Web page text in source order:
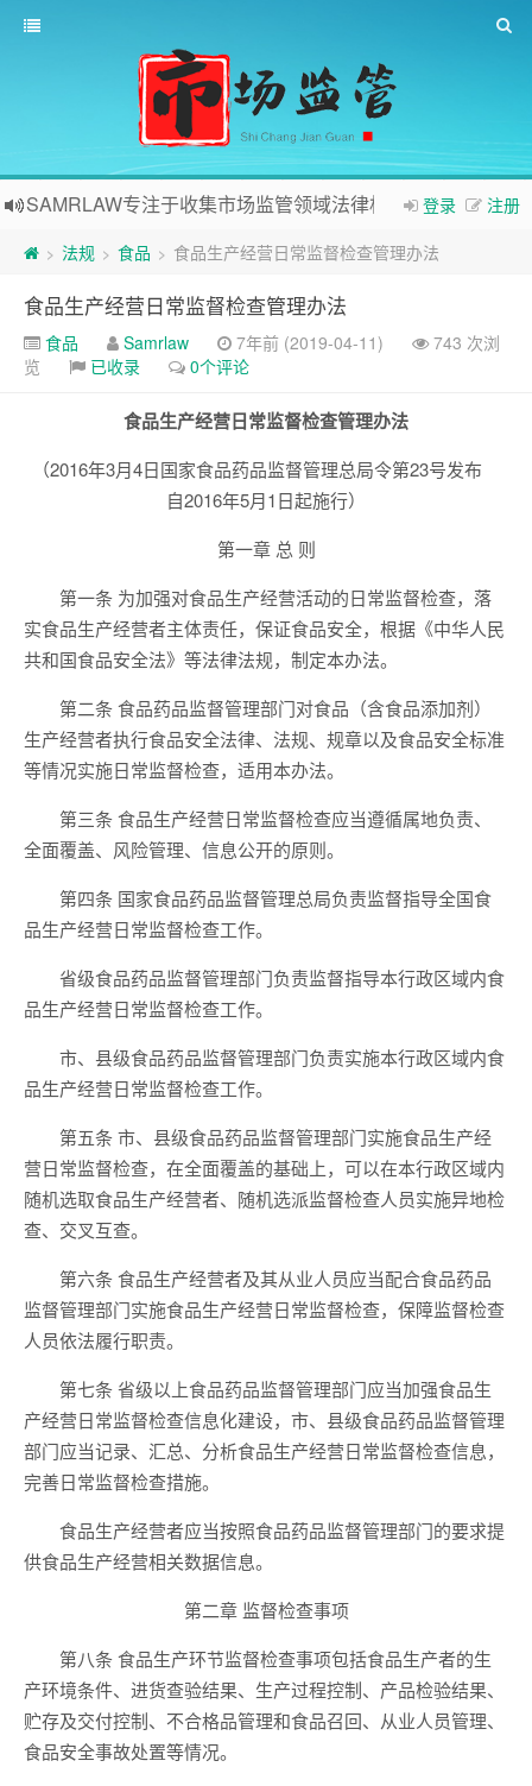
登录 注册
SAMRLAW专注于收集市场监管领域法律相关内容
> 法规 > 食品 > 食品生产经营日常监督检查管理办法
食品生产经营日常监督检查管理办法
食品 Samrlaw 7年前 (2019-04-11)
743 次浏
览
已收录 0个评论
食品生产经营日常监督检查管理办法
（2016年3月4日国家食品药品监督管理总局令第23号发布
自2016年5月1日起施行）
第一章 总 则
第一条 为加强对食品生产经营活动的日常监督检查，落
实食品生产经营者主体责任，保证食品安全，根据《中华人民
共和国食品安全法》等法律法规，制定本办法。
第二条 食品药品监督管理部门对食品（含食品添加剂）
生产经营者执行食品安全法律、法规、规章以及食品安全标准
等情况实施日常监督检查，适用本办法。
第三条 食品生产经营日常监督检查应当遵循属地负责、
全面覆盖、风险管理、信息公开的原则。
第四条 国家食品药品监督管理总局负责监督指导全国食
品生产经营日常监督检查工作。
省级食品药品监督管理部门负责监督指导本行政区域内食
品生产经营日常监督检查工作。
市、县级食品药品监督管理部门负责实施本行政区域内食
品生产经营日常监督检查工作。
第五条 市、县级食品药品监督管理部门实施食品生产经
营日常监督检查，在全面覆盖的基础上，可以在本行政区域内
随机选取食品生产经营者、随机选派监督检查人员实施异地检
查、交叉互查。
第六条 食品生产经营者及其从业人员应当配合食品药品
监督管理部门实施食品生产经营日常监督检查，保障监督检查
人员依法履行职责。
第七条 省级以上食品药品监督管理部门应当加强食品生
产经营日常监督检查信息化建设，市、县级食品药品监督管理
部门应当记录、汇总、分析食品生产经营日常监督检查信息，
完善日常监督检查措施。
食品生产经营者应当按照食品药品监督管理部门的要求提
供食品生产经营相关数据信息。
第二章 监督检查事项
第八条 食品生产环节监督检查事项包括食品生产者的生
产环境条件、进货查验结果、生产过程控制、产品检验结果、
贮存及交付控制、不合格品管理和食品召回、从业人员管理、
食品安全事故处置等情况。